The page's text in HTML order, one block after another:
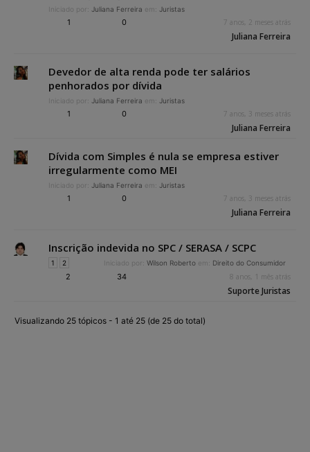
Iniciado por: Juliana Ferreira em: Juristas
1 0 7 anos, 2 meses atrás
Juliana Ferreira
Devedor de alta renda pode ter salários
penhorados por dívida
Iniciado por: Juliana Ferreira em: Juristas
1 0 7 anos, 3 meses atrás
Juliana Ferreira
Dívida com Simples é nula se empresa estiver
irregularmente como MEI
Iniciado por: Juliana Ferreira em: Juristas
1 0 7 anos, 3 meses atrás
Juliana Ferreira
Inscrição indevida no SPC / SERASA / SCPC
1 2 Iniciado por: Wilson Roberto em: Direito do Consumidor
2 34 8 anos, 1 mês atrás
Suporte Juristas
Visualizando 25 tópicos - 1 até 25 (de 25 do total)